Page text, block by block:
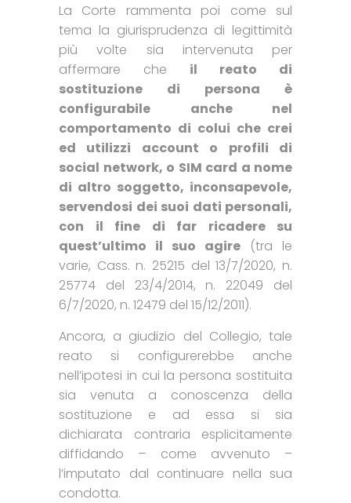
La Corte rammenta poi come sul
tema la giurisprudenza di legittimità
più volte sia intervenuta per
affermare che il reato di
sostituzione di persona è
configurabile anche nel
comportamento di colui che crei
ed utilizzi account o profili di
social network, o SIM card a nome
di altro soggetto, inconsapevole,
servendosi dei suoi dati personali,
con il fine di far ricadere su
quest’ultimo il suo agire (tra le
varie, Cass. n. 25215 del 13/7/2020, n.
25774 del 23/4/2014, n. 22049 del
6/7/2020, n. 12479 del 15/12/2011).
Ancora, a giudizio del Collegio, tale
reato si configurerebbe anche
nell’ipotesi in cui la persona sostituita
sia venuta a conoscenza della
sostituzione e ad essa si sia
dichiarata contraria esplicitamente
diffidando – come avvenuto –
l’imputato dal continuare nella sua
condotta.